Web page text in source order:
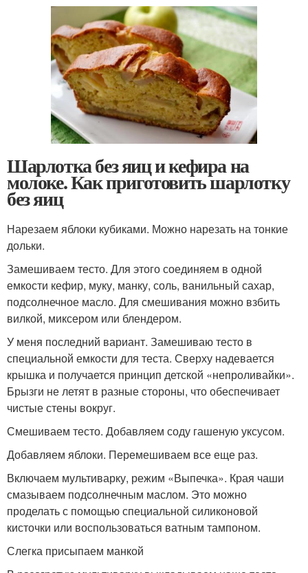
Шарлотка без яиц и кефира на
молоке. Как приготовить шарлотку
без яиц
Нарезаем яблоки кубиками. Можно нарезать на тонкие
дольки.
Замешиваем тесто. Для этого соединяем в одной
емкости кефир, муку, манку, соль, ванильный сахар,
подсолнечное масло. Для смешивания можно взбить
вилкой, миксером или блендером.
У меня последний вариант. Замешиваю тесто в
специальной емкости для теста. Сверху надевается
крышка и получается принцип детской «непроливайки».
Брызги не летят в разные стороны, что обеспечивает
чистые стены вокруг.
Смешиваем тесто. Добавляем соду гашеную уксусом.
Добавляем яблоки. Перемешиваем все еще раз.
Включаем мультиварку, режим «Выпечка». Края чаши
смазываем подсолнечным маслом. Это можно
проделать с помощью специальной силиконовой
кисточки или воспользоваться ватным тампоном.
Слегка присыпаем манкой